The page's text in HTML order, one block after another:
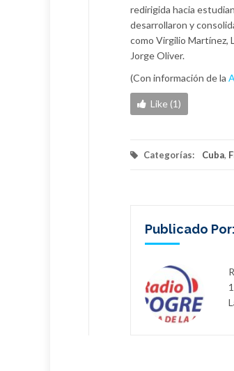
redirigida hacia
desarrollaron y
como Virgilio Martínez,
Jorge Oliver.
(Con información de la
Like (1)
Categorías: Cuba,
Publicado Por: